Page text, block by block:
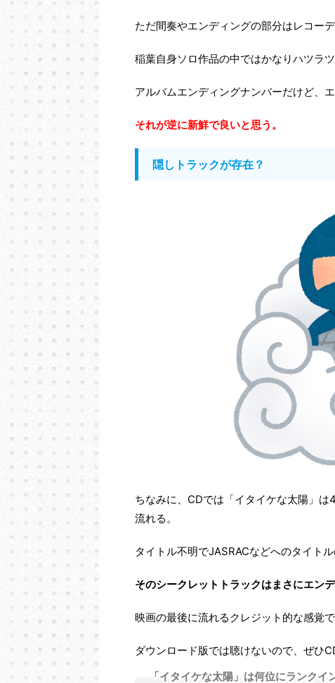
ただ間奏やエンディングの部分はレコー
稲葉自身ソロ作品の中ではかなりハツラ
アルバムエンディングナンバーだけど、
それが逆に新鮮で良いと思う。
隠しトラックが存在？
ちなみに、CDでは「イタイケな太陽」
流れる。
タイトル不明でJASRACなどへのタイト
そのシークレットトラックはまさにエン
映画の最後に流れるクレジット的な感覚で
ダウンロード版では聴けないので、ぜひ
「イタイケな太陽」は何位にランクイ